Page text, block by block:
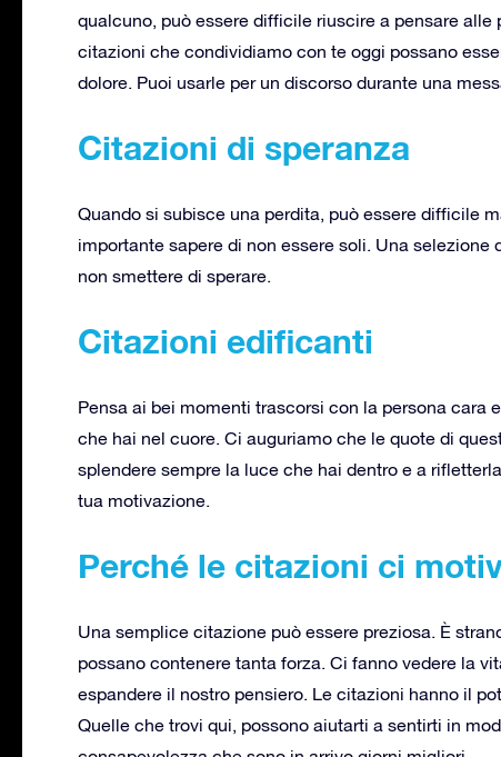
qualcuno, può essere difficile riuscire a pensare
citazioni che condividiamo con te oggi possano
dolore. Puoi usarle per un discorso durante una
Citazioni di speranza
Quando si subisce una perdita, può essere difficile
importante sapere di non essere soli. Una
non smettere di sperare.
Citazioni edificanti
Pensa ai bei momenti trascorsi con la persona
che hai nel cuore. Ci auguriamo che le quote di
splendere sempre la luce che hai dentro e a
tua motivazione.
Perché le citazioni ci
Una semplice citazione può essere preziosa. È
possano contenere tanta forza. Ci fanno vedere la
espandere il nostro pensiero. Le citazioni hanno il
Quelle che trovi qui, possono aiutarti a sentirti in